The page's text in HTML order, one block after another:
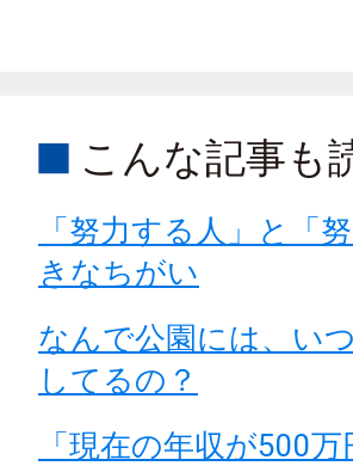
こんな記事も
「努力する人」と「
きなちがい
なんで公園には、い
してるの？
「現在の年収が500